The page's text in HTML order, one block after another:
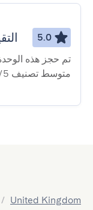
5.0
متوسط ​​تصنيف 5/5
United Kingdom
/